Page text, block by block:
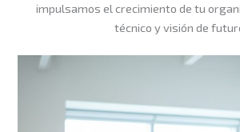
impulsamos el crecimiento de tu
técnico y visión de